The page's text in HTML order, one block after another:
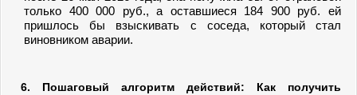
только 400 000 руб., а оставшиеся 184 900 руб. ей
пришлось бы взыскивать с соседа, который стал
виновником аварии.
6. Пошаговый алгоритм действий: Как получить